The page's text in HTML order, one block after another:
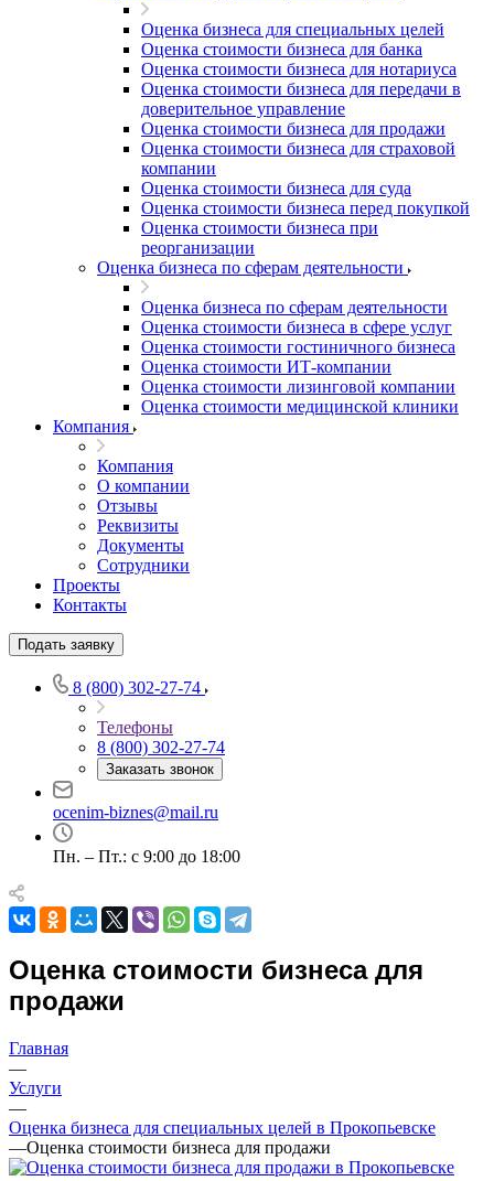
Оценка бизнеса для специальных целей
Оценка стоимости бизнеса для банка
Оценка стоимости бизнеса для нотариуса
Оценка стоимости бизнеса для передачи в
доверительное управление
Оценка стоимости бизнеса для продажи
Оценка стоимости бизнеса для страховой
компании
Оценка стоимости бизнеса для суда
Оценка стоимости бизнеса перед покупкой
Оценка стоимости бизнеса при
реорганизации
Оценка бизнеса по сферам деятельности
Оценка бизнеса по сферам деятельности
Оценка стоимости бизнеса в сфере услуг
Оценка стоимости гостиничного бизнеса
Оценка стоимости ИТ-компании
Оценка стоимости лизинговой компании
Оценка стоимости медицинской клиники
Компания
Компания
О компании
Отзывы
Реквизиты
Документы
Сотрудники
Проекты
Контакты
Подать заявку
8 (800) 302-27-74
Телефоны
8 (800) 302-27-74
Заказать звонок
ocenim-biznes@mail.ru
Пн. – Пт.: с 9:00 до 18:00
Оценка стоимости бизнеса для
продажи
Главная
—
Услуги
—
Оценка бизнеса для специальных целей в Прокопьевске
—Оценка стоимости бизнеса для продажи
Выберите ваш город
Альметьевск
Ангарск
Анжеро-Судженск
Апатиты
Апрелевка
Арамиль
Арзамас
Асбест
Асино
Астрахань
Ахтубинск
Ачинск